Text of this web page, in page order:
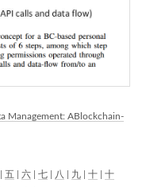
Management: ABlockchain-
五 六 七 八 九 十
十